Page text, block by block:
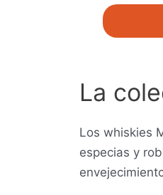
La
Los whiskies
especias y